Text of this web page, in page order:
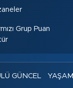
Grup Puan
GÜNCEL YAŞAM